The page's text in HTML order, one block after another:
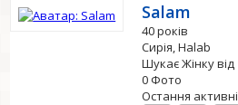
Salam
40 років
Сирія, Halab
Шукає Жінку від
0 Фото
Остання